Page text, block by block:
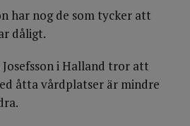
har nog de som tycker att
dåligt.
i Halland tror att
åtta vårdplatser är mindre